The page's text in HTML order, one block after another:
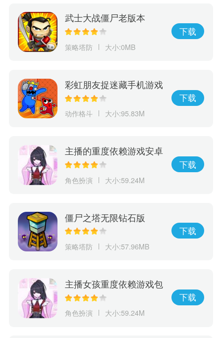
武士大战僵尸老版本
策略塔防 大小:0MB
下载
彩虹朋友捉迷藏手机游戏
动作格斗 大小:95.83M
下载
主播的重度依赖游戏安卓
角色扮演 大小:59.24M
下载
僵尸之塔无限钻石版
策略塔防 大小:57.96MB
下载
主播女孩重度依赖游戏包
角色扮演 大小:59.24M
下载